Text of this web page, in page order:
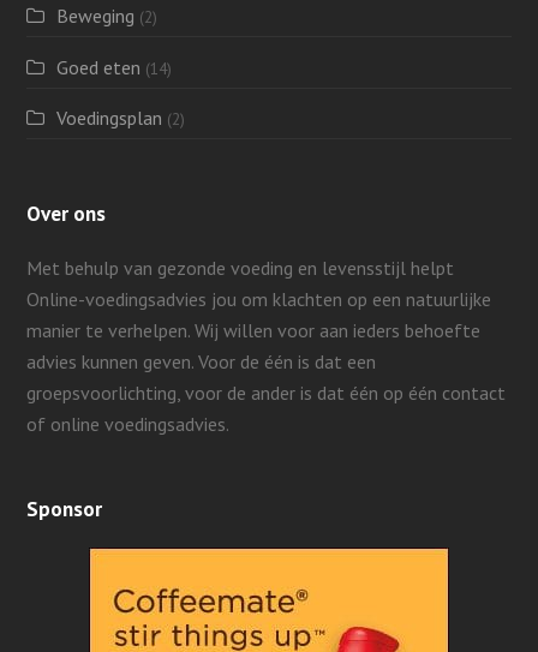
Beweging (2)
Goed eten (14)
Voedingsplan (2)
Over ons
Met behulp van gezonde voeding en levensstijl helpt
Online-voedingsadvies jou om klachten op een natuurlijke
manier te verhelpen. Wij willen voor aan ieders behoefte
advies kunnen geven.Voor de één is dat een
groepsvoorlichting, voor de ander is dat één op één contact
of online voedingsadvies.
Sponsor